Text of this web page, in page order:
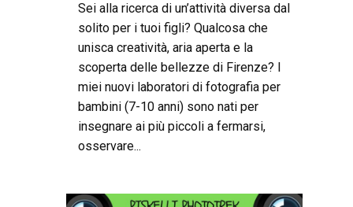
Sei alla ricerca di un’attività diversa dal
solito per i tuoi figli? Qualcosa che
unisca creatività, aria aperta e la
scoperta delle bellezze di Firenze? I
miei nuovi laboratori di fotografia per
bambini (7-10 anni) sono nati per
insegnare ai più piccoli a fermarsi,
osservare...